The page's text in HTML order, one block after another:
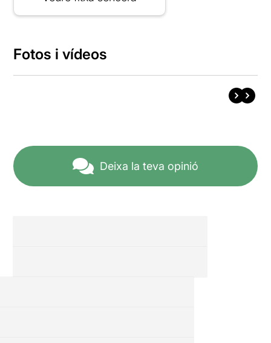
Fotos i vídeos
Deixa la teva opinió